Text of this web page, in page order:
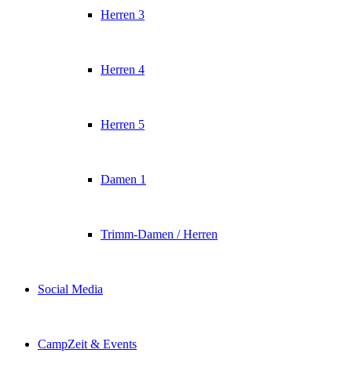
Herren 3
Herren 4
Herren 5
Damen 1
Trimm-Damen / Herren
Social Media
CampZeit & Events